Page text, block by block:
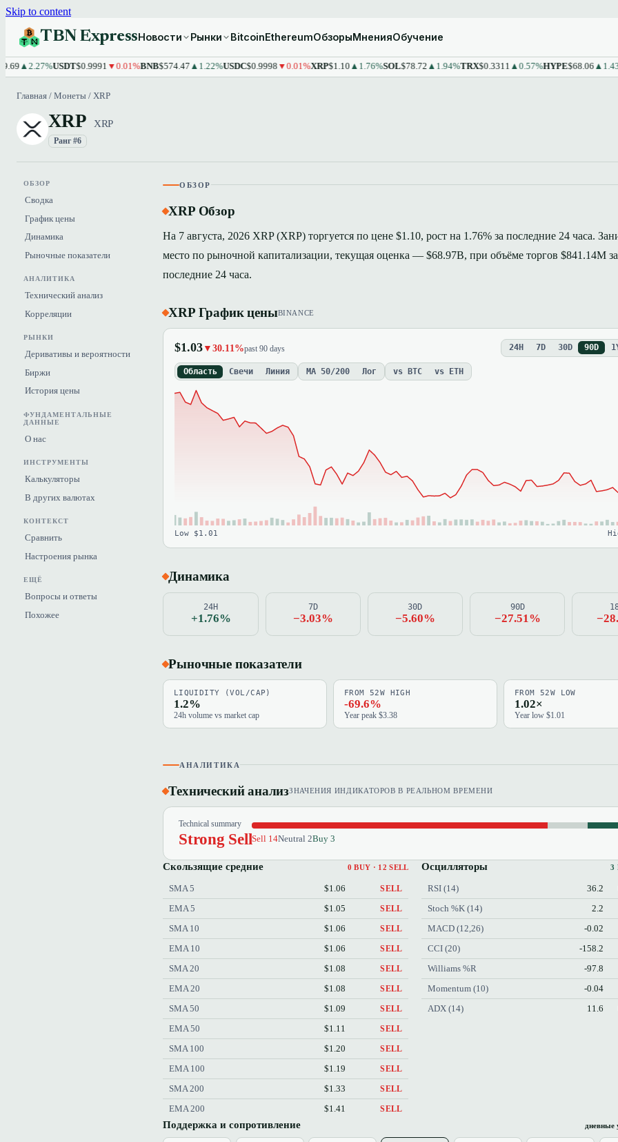
Skip to content
TBN ExpressНовости Рынки BitcoinEthereumОбзорыМненияОбучение
USDT$0.9991▼0.01%BNB$574.47▲1.22% USDC$0.9998▼0.01%XRP$1.10▲1.76% SOL$78.72▲1.94% TRX$0.3311▲0.57%HYPE$68.06▲1.43%
Главная / Монеты / XRP
XRP XRP
Ранг #6
ОБЗОР
Сводка
График цены
Динамика
Рыночные показатели
АНАЛИТИКА
Технический анализ
Корреляции
РЫНКИ
Деривативы и вероятности
Биржи
История цены
ФУНДАМЕНТАЛЬНЫЕ
ДАННЫЕ
О нас
ИНСТРУМЕНТЫ
Калькуляторы
В других валютах
КОНТЕКСТ
Сравнить
Настроения рынка
ЕЩЁ
Вопросы и ответы
Похожее
ОБЗОР
XRP Обзор
На 7 августа, 2026 XRP (XRP) торгуется по цене $1.10, рост на 1.76% за последние 24 часа.
место по рыночной капитализации, текущая оценка — $68.97B, при объёме торгов $841.14M за
последние 24 часа.
XRP График ценыBINANCE
$1.03 ▼30.11%past 90 days 24H 7D 30D 90D
Область Свечи Линия MA 50/200 Лог vs BTC vs ETH
Low $1.01
Динамика
24H
+1.76%
7D
−3.03%
30D
−5.60%
90D
−27.51%
Рыночные показатели
LIQUIDITY (VOL/CAP)
1.2%
24h volume vs market cap
FROM 52W HIGH
-69.6%
Year peak $3.38
FROM 52W LOW
1.02×
Year low $1.01
АНАЛИТИКА
Технический анализЗНАЧЕНИЯ ИНДИКАТОРОВ В РЕАЛЬНОМ ВРЕМЕНИ
Technical summary
Strong SellSell 14Neutral 2Buy 3
Скользящие средние 0 BUY · 12 SELL
SMA 5 $1.06 SELL
EMA 5 $1.05 SELL
SMA 10 $1.06 SELL
EMA 10 $1.06 SELL
SMA 20 $1.08 SELL
EMA 20 $1.08 SELL
SMA 50 $1.09 SELL
EMA 50 $1.11 SELL
SMA 100 $1.20 SELL
EMA 100 $1.19 SELL
SMA 200 $1.33 SELL
EMA 200 $1.41 SELL
Осцилляторы 3
RSI (14) 36.2
Stoch %K (14) 2.2
MACD (12,26) -0.02
CCI (20) -158.2
Williams %R -97.8
Momentum (10) -0.04
ADX (14) 11.6
Поддержка и сопротивление дневные